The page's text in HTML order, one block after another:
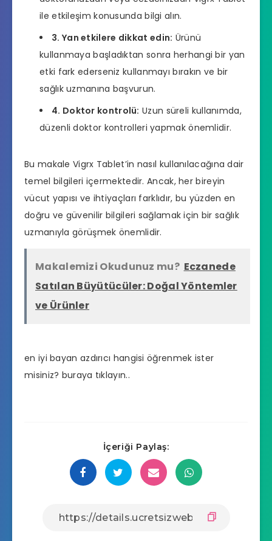
ile etkileşim konusunda bilgi alın.
3. Yan etkilere dikkat edin: Ürünü
kullanmaya başladıktan sonra herhangi bir yan
etki fark ederseniz kullanmayı bırakın ve bir
sağlık uzmanına başvurun.
4. Doktor kontrolü: Uzun süreli kullanımda,
düzenli doktor kontrolleri yapmak önemlidir.
Bu makale Vigrx Tablet’in nasıl kullanılacağına dair
temel bilgileri içermektedir. Ancak, her bireyin
vücut yapısı ve ihtiyaçları farklıdır, bu yüzden en
doğru ve güvenilir bilgileri sağlamak için bir sağlık
uzmanıyla görüşmek önemlidir.
Makalemizi Okudunuz mu? Eczanede
Satılan Büyütücüler: Doğal Yöntemler
ve Ürünler
en iyi bayan azdırıcı hangisi öğrenmek ister
misiniz? buraya tıklayın..
İçeriği Paylaş: